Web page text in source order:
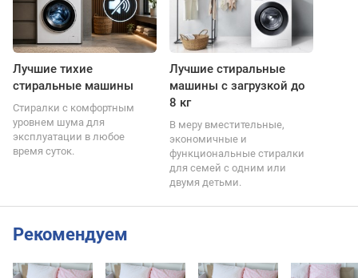
Лучшие тихие
стиральные машины
Стиралки с комфортным
уровнем шума для
эксплуатации в любое
время суток.
Лучшие стиральные
машины с загрузкой до
8 кг
В меру вместительные,
экономичные и
функциональные стиралки
для семей с одним или
двумя детьми.
Рекомендуем